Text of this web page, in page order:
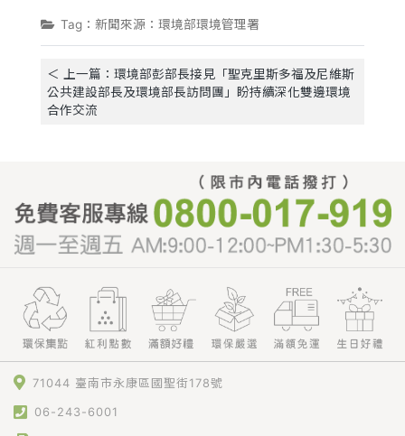
Tag：新聞來源：環境部環境管理署
＜ 上一篇：環境部彭部長接見「聖克里斯多福及尼維斯
公共建設部長及環境部長訪問團」盼持續深化雙邊環境
合作交流
71044 臺南市永康區國聖街178號
06-243-6001